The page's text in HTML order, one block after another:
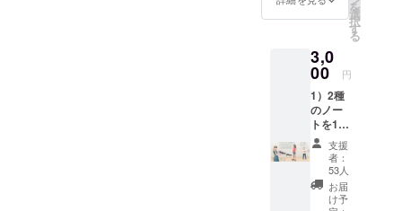
る力・アウ
を育むクリ
エイティブ
教育ラボ。
を
選
択
す
る
3,0
00 円
1）2種
のノー
トを1冊
ずつお
送りい
たしま
す。
2）お礼
支援
者：
53人
お届
け予